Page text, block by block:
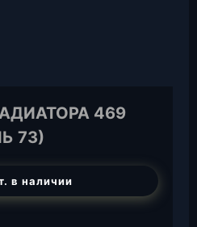
469
73)
в наличии